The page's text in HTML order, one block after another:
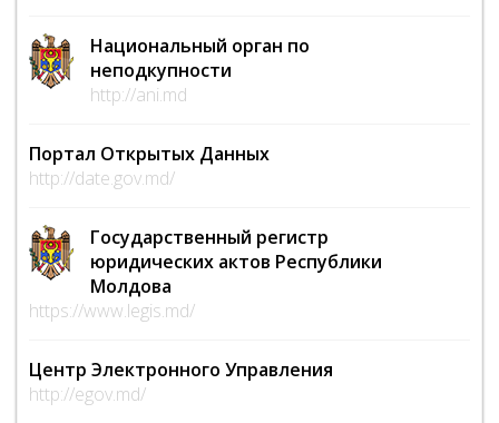
Национальный орган по
неподкупности
http://ani.md
Портал Открытых Данных
http://date.gov.md/
Государственный регистр
юридических актов Республики
Молдова
https://www.legis.md/
Центр Электронного Управления
http://egov.md/